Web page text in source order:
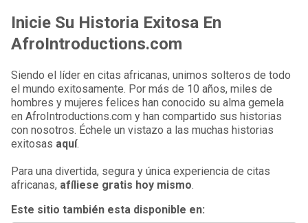
Inicie Su Historia Exitosa En
AfroIntroductions.com
Siendo el líder en citas africanas, unimos solteros de todo
el mundo exitosamente. Por más de 10 años, miles de
hombres y mujeres felices han conocido su alma gemela
en AfroIntroductions.com y han compartido sus historias
con nosotros. Échele un vistazo a las muchas historias
exitosas aquí.
Para una divertida, segura y única experiencia de citas
africanas, afíliese gratis hoy mismo.
Este sitio también esta disponible en: